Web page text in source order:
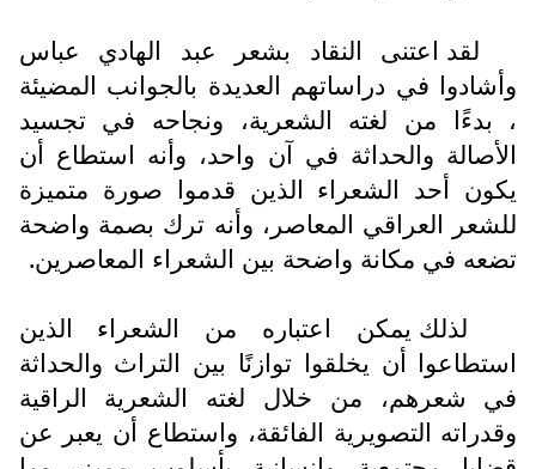
لقد اعتنى النقاد بشعر عبد الهادي عباس
وأشادوا في دراساتهم العديدة بالجوانب المضيئة
، بدءًا من لغته الشعرية، ونجاحه في تجسيد
الأصالة والحداثة في آن واحد، وأنه استطاع أن
يكون أحد الشعراء الذين قدموا صورة متميزة
للشعر العراقي المعاصر، وأنه ترك بصمة واضحة
تضعه في مكانة واضحة بين الشعراء المعاصرين.
لذلك يمكن اعتباره من الشعراء الذين
استطاعوا أن يخلقوا توازنًا بين التراث والحداثة
في شعرهم، من خلال لغته الشعرية الراقية
وقدراته التصويرية الفائقة، واستطاع أن يعبر عن